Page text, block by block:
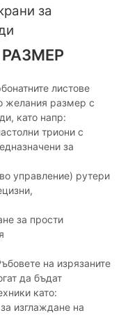
за
листове
желания размер с
като напр:
триони с
за
управление) рутери
за прости
на изрязаните
да бъдат
като:
изглаждане на